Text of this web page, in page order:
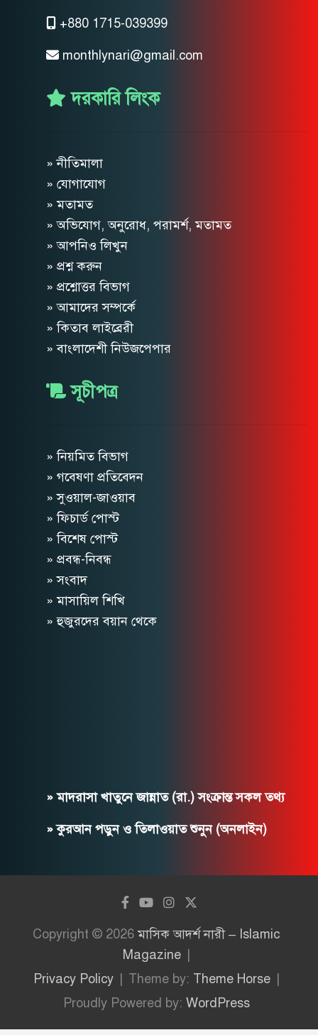
+880 1715-039399
monthlynari@gmail.com
দরকারি লিংক
» নীতিমালা
» যোগাযোগ
» মতামত
» অভিযোগ, অনুরোধ, পরামর্শ, মতামত
» আপনিও লিখুন
» প্রশ্ন করুন
» প্রশ্নোত্তর বিভাগ
» আমাদের সম্পর্কে
» কিতাব লাইব্রেরী
» বাংলাদেশী নিউজপেপার
সূচীপত্র
» নিয়মিত বিভাগ
» গবেষণা প্রতিবেদন
» সুওয়াল-জাওয়াব
» ফিচার্ড পোস্ট
» বিশেষ পোস্ট
» প্রবন্ধ-নিবন্ধ
» সংবাদ
» মাসায়িল শিখি
» হুজুরদের বয়ান থেকে
» মাদরাসা খাতুনে জান্নাত (রা.) সংক্রান্ত সকল তথ্য
» কুরআন পড়ুন ও তিলাওয়াত শুনুন (অনলাইন)
Copyright © 2026মাসিক আদর্শ নারী – Islamic
Magazine
Privacy Policy
Theme by: Theme Horse
Proudly Powered by: WordPress